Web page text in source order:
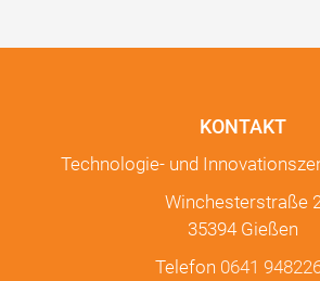
KONTAKT
Technologie- und
Winchesterstraße 2
35394 Gießen
Telefon 0641